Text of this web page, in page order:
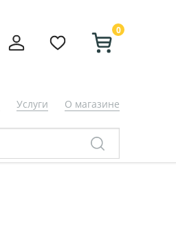
0
Услуги О магазине